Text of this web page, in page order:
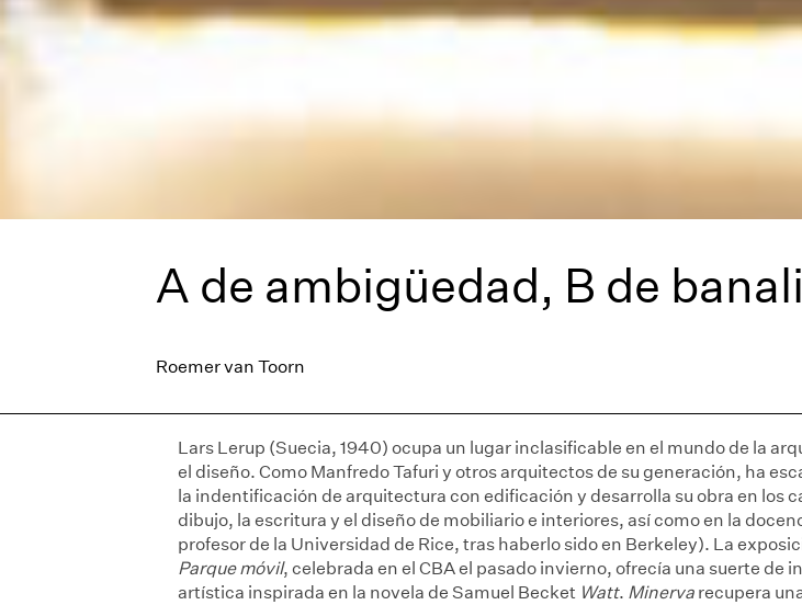
A de ambigüedad, B de
Roemer van Toorn
Lars Lerup (Suecia, 1940) ocupa un lugar inclasificable en el mundo de la
el diseño. Como Manfredo Tafuri y otros arquitectos de su generación, ha
la indentificación de arquitectura con edificación y desarrolla su obra en los
dibujo, la escritura y el diseño de mobiliario e interiores, así como en la
profesor de la Universidad de Rice, tras haberlo sido en Berkeley). La
Parque móvil, celebrada en el CBA el pasado invierno, ofrecía una suerte de
artística inspirada en la novela de Samuel Becket Watt. Minerva recupera